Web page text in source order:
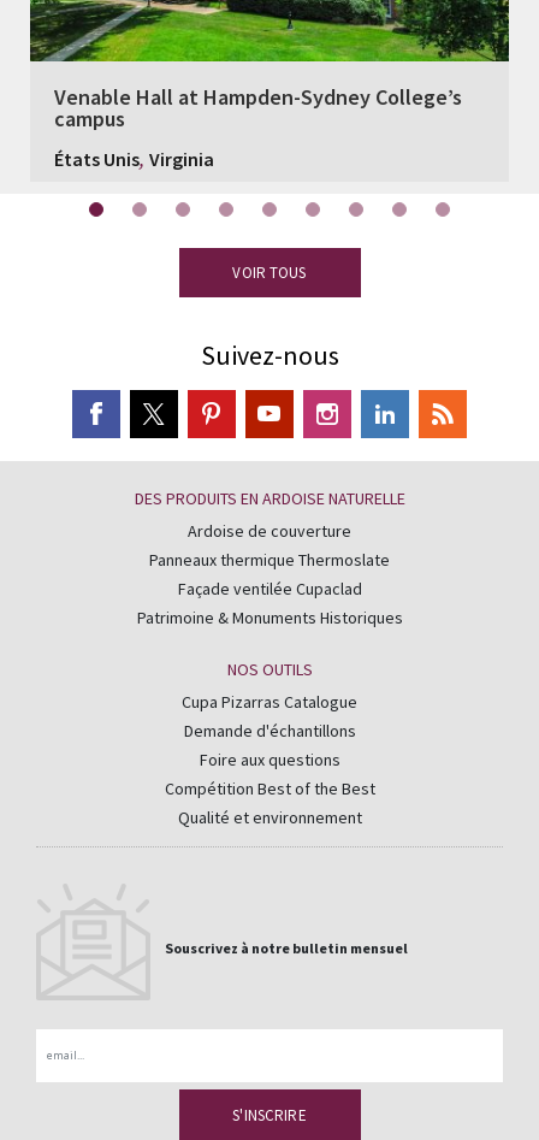
Venable Hall at Hampden-Sydney College’s
campus
États Unis, Virginia
VOIR TOUS
Suivez-nous
DES PRODUITS EN ARDOISE NATURELLE
Ardoise de couverture
Panneaux thermique Thermoslate
Façade ventilée Cupaclad
Patrimoine & Monuments Historiques
NOS OUTILS
Cupa Pizarras Catalogue
Demande d'échantillons
Foire aux questions
Compétition Best of the Best
Qualité et environnement
Souscrivez à notre bulletin mensuel